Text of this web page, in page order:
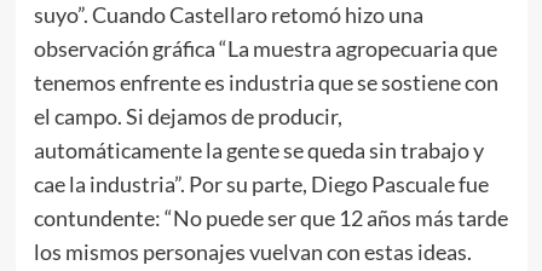
suyo”. Cuando Castellaro retomó hizo una
observación gráfica “La muestra agropecuaria que
tenemos enfrente es industria que se sostiene con
el campo. Si dejamos de producir,
automáticamente la gente se queda sin trabajo y
cae la industria”. Por su parte, Diego Pascuale fue
contundente: “No puede ser que 12 años más tarde
los mismos personajes vuelvan con estas ideas.